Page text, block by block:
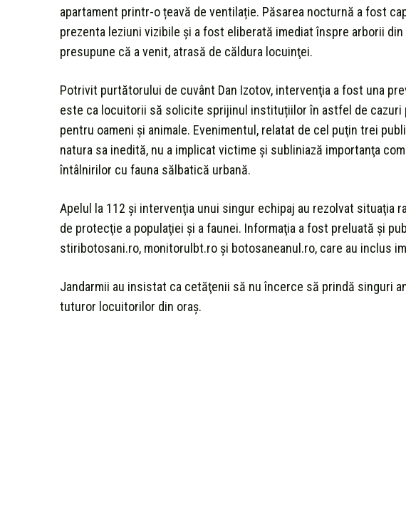
apartament printr-o țeavă de ventilație. Păsarea nocturnă a fost
prezenta leziuni vizibile şi a fost eliberată imediat înspre arborii
presupune că a venit, atrasă de căldura locuinţei.
Potrivit purtătorului de cuvânt Dan Izotov, intervenţia a fost una
este ca locuitorii să solicite sprijinul instituțiilor în astfel de cazuri
pentru oameni şi animale. Evenimentul, relatat de cel puţin trei
natura sa inedită, nu a implicat victime şi subliniază importanţa
întâlnirilor cu fauna sălbatică urbană.
Apelul la 112 şi intervenţia unui singur echipaj au rezolvat situaţia
de protecţie a populaţiei şi a faunei. Informaţia a fost preluată şi
stiribotosani.ro, monitorulbt.ro şi botosaneanul.ro, care au inclus
Jandarmii au insistat ca cetăţenii să nu încerce să prindă singuri
tuturor locuitorilor din oraş.